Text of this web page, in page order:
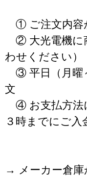
① ご注文内容
② 大光電機に
わせください）
③ 平日（月曜
文
④ お支払方法
３時までにご
→ メーカー倉庫